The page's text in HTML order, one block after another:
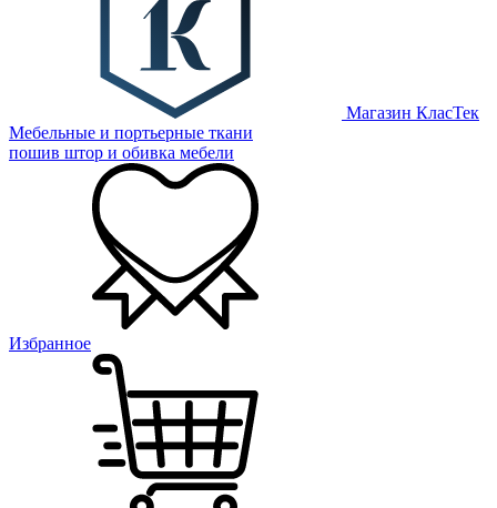
Магазин КласТек
Мебельные и портьерные ткани
пошив штор и обивка мебели
Избранное